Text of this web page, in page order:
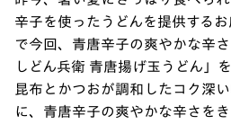
辛子を使ったうどんを提供する
で今回、青唐辛子の爽やかな辛
しどん兵衛 青唐揚げ玉うどん」
昆布とかつおが調和したコク深
に、青唐辛子の爽やかな辛さを